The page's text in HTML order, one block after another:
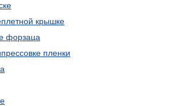
крышке
форзаца
пленки